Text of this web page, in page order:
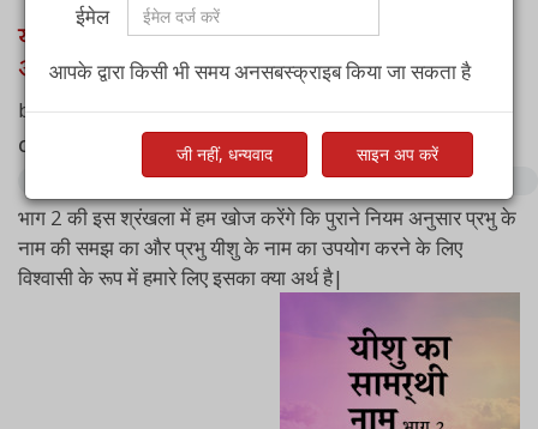
यीशु का सामर्थी नाम: भाग-2 : नाम के उपयोग का
अधिकार
byपास्टर आशीष रायचूर
Complete sermon audio:
भाग 2 की इस श्रंखला में हम खोज करेंगे कि पुराने नियम अनुसार प्रभु के
नाम की समझ का और प्रभु यीशु के नाम का उपयोग करने के लिए
विश्वासी के रूप में हमारे लिए इसका क्या अर्थ है|
ईमेल
आपके द्वारा किसी भी समय अनसबस्क्राइब किया जा सकता है
जी नहीं, धन्यवाद साइन अप करें